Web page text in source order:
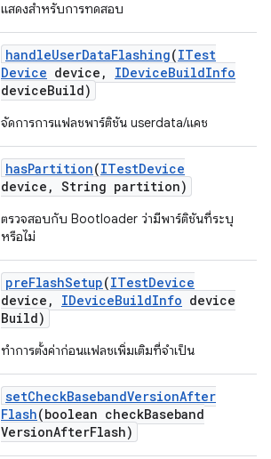
แสดงสำหรับการทดสอบ
handleUserDataFlashing(ITest
Device device , IDeviceBuildInfo
deviceBuild)
จัดการการแฟลชพาร์ติชัน userdata/แคช
hasPartition(ITestDevice
device , String partition)
ตรวจสอบกับ Bootloader ว่ามีพาร์ติชันที่ระบุ
หรือไม่
preFlashSetup(ITestDevice
device , IDeviceBuildInfo device
Build)
ทำการตั้งค่าก่อนแฟลชเพิ่มเติมที่จำเป็น
setCheckBasebandVersionAfter
Flash(boolean checkBaseband
VersionAfterFlash)